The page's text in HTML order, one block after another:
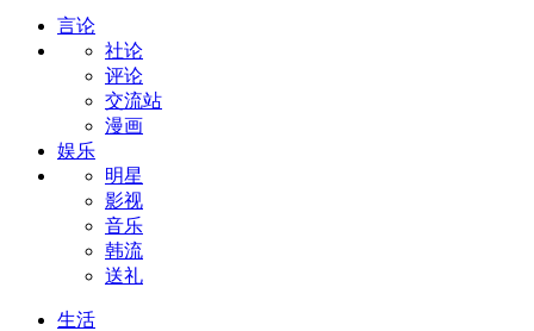
言论
社论
评论
交流站
漫画
娱乐
明星
影视
音乐
韩流
送礼
生活